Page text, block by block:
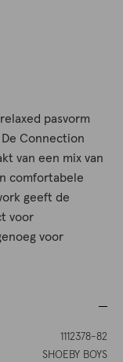
pasvorm
Connection
van een mix van
comfortabele
geeft de
voor
voor
1112378-82
SHOEBY BOYS